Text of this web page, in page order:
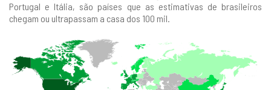
Portugal e Itália, são países que as estimativas de brasileiros
chegam ou ultrapassam a casa dos 100 mil.